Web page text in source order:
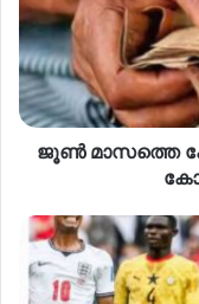
ജൂൺ മാസത്തെ